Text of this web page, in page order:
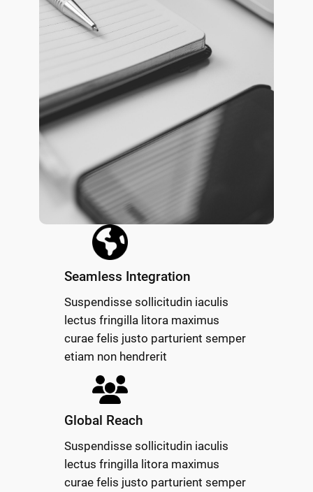
Seamless Integration
Suspendisse sollicitudin iaculis
lectus fringilla litora maximus
curae felis justo parturient semper
etiam non hendrerit
Global Reach
Suspendisse sollicitudin iaculis
lectus fringilla litora maximus
curae felis justo parturient semper